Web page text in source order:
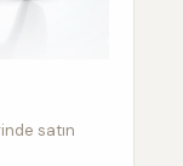
satın